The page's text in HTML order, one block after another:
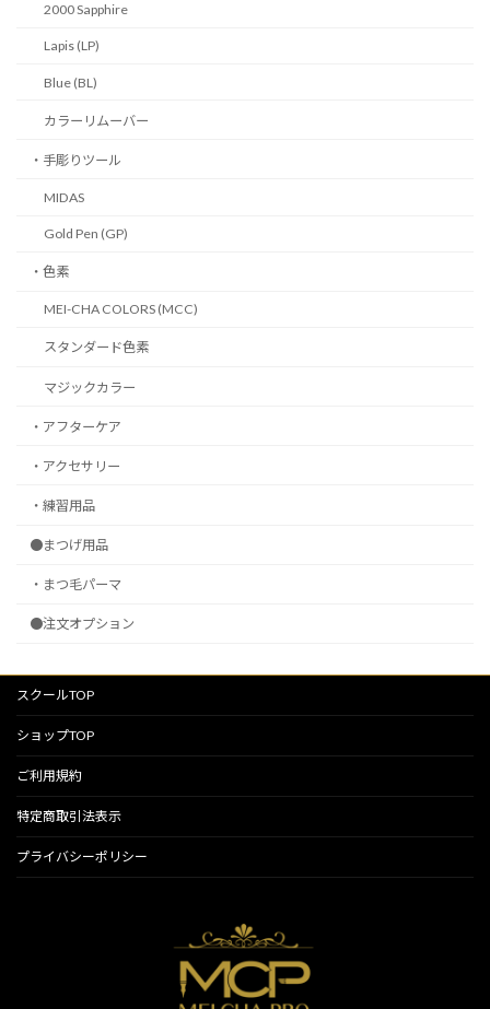
2000 Sapphire
Lapis (LP)
Blue (BL)
カラーリムーバー
・手彫りツール
MIDAS
Gold Pen (GP)
・色素
MEI-CHA COLORS (MCC)
スタンダード色素
マジックカラー
・アフターケア
・アクセサリー
・練習用品
●まつげ用品
・まつ毛パーマ
●注文オプション
スクールTOP
ショップTOP
ご利用規約
特定商取引法表示
プライバシーポリシー